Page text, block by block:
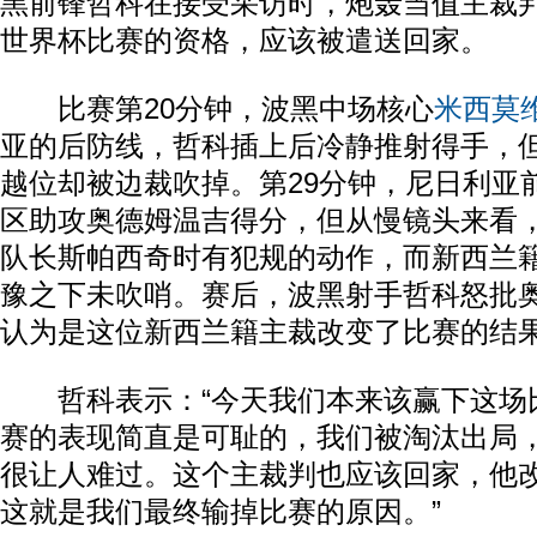
世界杯比赛的资格，应该被遣送回家。
比赛第20分钟，波黑中场核心米西莫
亚的后防线，哲科插上后冷静推射得手，
越位却被边裁吹掉。第29分钟，尼日利亚
区助攻奥德姆温吉得分，但从慢镜头来看
队长斯帕西奇时有犯规的动作，而新西兰
豫之下未吹哨。赛后，波黑射手哲科怒批
认为是这位新西兰籍主裁改变了比赛的结
哲科表示：“今天我们本来该赢下这场
赛的表现简直是可耻的，我们被淘汰出局
很让人难过。这个主裁判也应该回家，他
这就是我们最终输掉比赛的原因。”